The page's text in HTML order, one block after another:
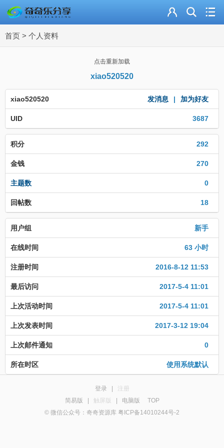
首页 > 个人资料
点击重新加载
xiao520520
发消息 | 加为好友
xiao520520
3687
UID
292
积分
270
金钱
0
主题数
18
回帖数
新手
用户组
63 小时
在线时间
2016-8-12 11:53
注册时间
2017-5-4 11:01
最后访问
2017-5-4 11:01
上次活动时间
2017-3-12 19:04
上次发表时间
0
上次邮件通知
使用系统默认
所在时区
登录
注册
简易版
触屏版 电脑版
TOP
© 微信公众号：奇奇资源库 粤ICP备14010244号-2
资源合集
站内导读
加入频道